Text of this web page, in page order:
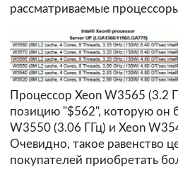
рассматриваемые
Процессор Xeon W3565 (3.2
позицию "$562", которую он
W3550 (3.06 ГГц) и Xeon
Очевидно, такое равенство
покупателей приобретать